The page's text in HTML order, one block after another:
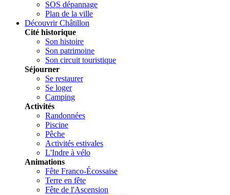
SOS dépannage
Plan de la ville
Découvrir Châtillon
Cité historique
Son histoire
Son patrimoine
Son circuit touristique
Séjourner
Se restaurer
Se loger
Camping
Activités
Randonnées
Piscine
Pêche
Activités estivales
L'Indre à vélo
Animations
Fête Franco-Écossaise
Terre en fête
Fête de l'Ascension